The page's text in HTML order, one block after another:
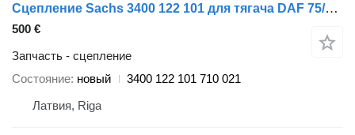
Сцепление Sachs 3400 122 101 для тягача DAF 75/85/95/XF/CF
500 €
Запчасть - сцепление
Состояние новый
3400 122 101 710 021
Латвия, Riga